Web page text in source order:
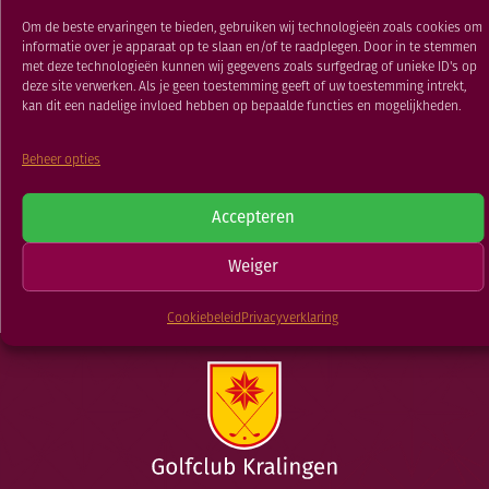
Om de beste ervaringen te bieden, gebruiken wij technologieën zoals cookies om
informatie over je apparaat op te slaan en/of te raadplegen. Door in te stemmen
met deze technologieën kunnen wij gegevens zoals surfgedrag of unieke ID's op
deze site verwerken. Als je geen toestemming geeft of uw toestemming intrekt,
kan dit een nadelige invloed hebben op bepaalde functies en mogelijkheden.
Beheer opties
Accepteren
Weiger
CookiebeleidPrivacyverklaring
GOLFSCHOOL
GOLFBAAN
Strokeplay
24 DEC 2019
Sr Strokeplay
NIEUWSOVERZICHT